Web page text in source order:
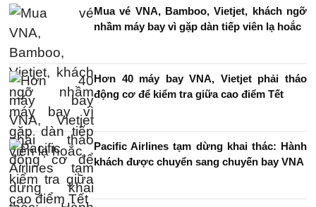
Mua vé VNA, Bamboo, Vietjet, khách ngỡ
nhầm máy bay vì gặp dàn tiếp viên lạ hoắc
Hơn 40 máy bay VNA, Vietjet phải tháo
động cơ để kiểm tra giữa cao điểm Tết
Pacific Airlines tạm dừng khai thác: Hành
khách được chuyển sang chuyến bay VNA